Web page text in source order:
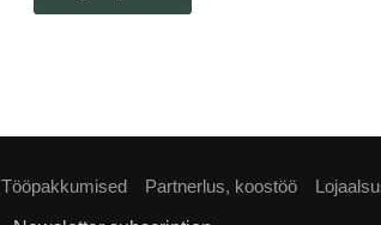
Tööpakkumised Partnerlus, koostöö